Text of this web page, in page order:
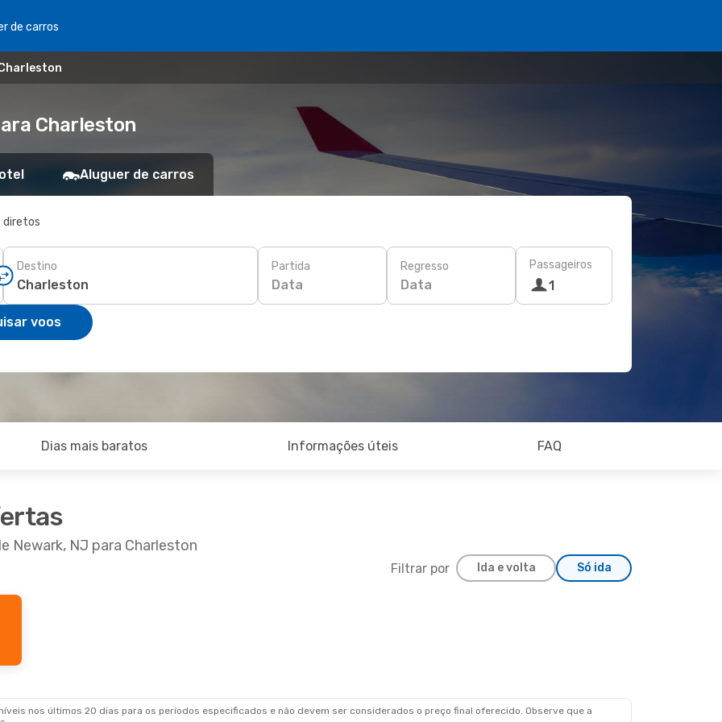
de carros
Charleston
Aluguer de carros
diretos
Destino Partida
Data
Regresso
Data
Passageiros
1
voos
Dias mais baratos Informações úteis FAQ
Newark, NJ para Charleston
Filtrar por Ida e volta Só ida
nos últimos 20 dias para os períodos especificados e não devem ser considerados o preço final oferecido. Observe que a